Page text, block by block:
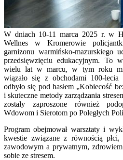
W dniach 10-11 marca 2025 r. w
Wellnes w Kromerowie
garnizonu warmińsko-mazurskiego
przedsięwzięciu edukacyjnym. To
wielu lat w marcu, w tym roku
wiązało się z obchodami 100-
odbyło się pod hasłem „Kobiecość
i skuteczne metody zarządzania
zostały zaproszone również
Wdowom i Sierotom po Poległych
Program obejmował warsztaty i
kwestie związane z równością
zawodowym a prywatnym,
sobie ze stresem.